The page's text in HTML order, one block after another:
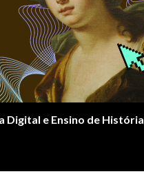
Digital e Ensino de História